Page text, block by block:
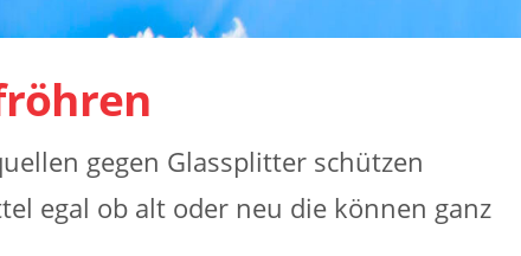
gegen Glassplitter schützen
egal ob alt oder neu die können ganz